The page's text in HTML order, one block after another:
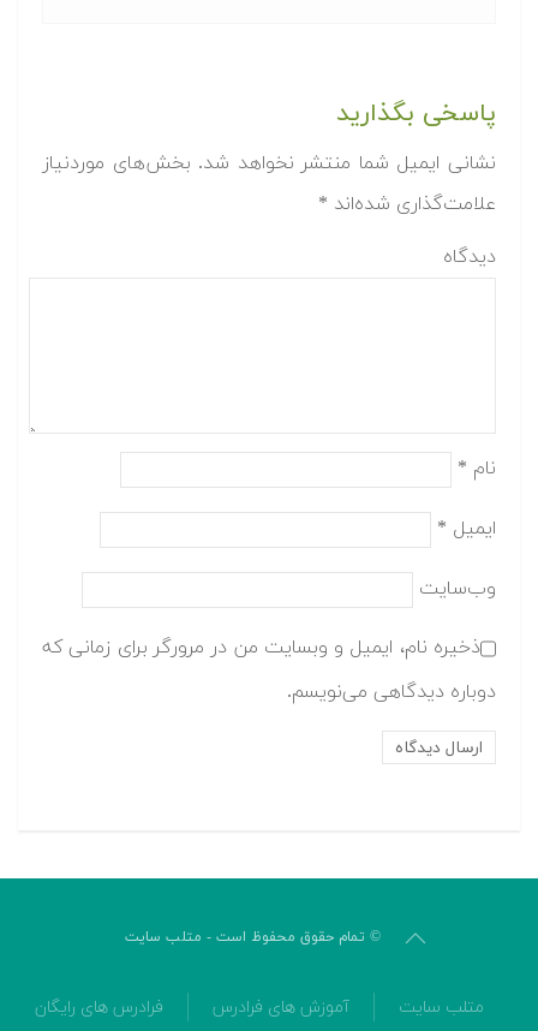
پاسخی بگذارید
نشانی ایمیل شما منتشر نخواهد شد. بخش‌های موردنیاز
علامت‌گذاری شده‌اند *
دیدگاه
نام *
ایمیل *
وب‌سایت
ذخیره نام، ایمیل و وبسایت من در مرورگر برای زمانی که
دوباره دیدگاهی می‌نویسم.
© تمام حقوق محفوظ است - متلب سایت
متلب سایت آموزش های فرادرس فرادرس های رایگان